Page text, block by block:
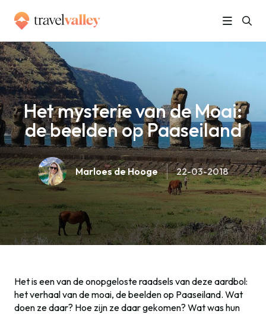
Home »
Het mysterie van de Moai:
de beelden op Paaseiland
Marloes de Hooge 22-03-2018
Het is een van de onopgeloste raadsels van deze aardbol:
het verhaal van de moai, de beelden op Paaseiland. Wat
doen ze daar? Hoe zijn ze daar gekomen? Wat was hun